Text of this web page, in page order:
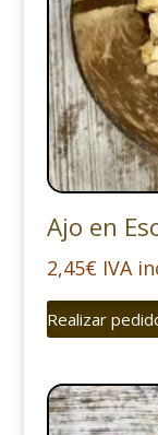
Ajo en
2,45€ IVA
Realizar